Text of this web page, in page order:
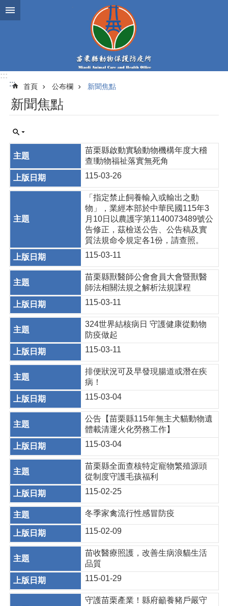
跳到主要內容區塊
:::
:::
首頁 公布欄 新聞焦點
新聞焦點
苗栗縣啟動實驗動物機構年度大稽
查!動物福祉落實無死角
115-03-26
「指定禁止飼養輸入或輸出之動
物」，業經本部於中華民國115年3
月10日以農護字第1140073489號公
告修正，茲檢送公告、公告稿及實
質法規命令規定各1份，請查照。
115-03-11
苗栗縣獸醫師公會會員大會暨獸醫
師法相關法規之解析法規課程
115-03-11
324世界結核病日 守護健康從動物
防疫做起
115-03-11
排便狀況可及早發現腸道或潛在疾
病！
115-03-04
公告【苗栗縣115年無主犬貓動物遺
體載清運火化勞務工作】
115-03-04
苗栗縣全面查核特定寵物繁殖源頭
從制度守護毛孩福利
115-02-25
冬季家禽流行性感冒防疫
115-02-09
苗收醫療照護，改善生病浪貓生活
品質
115-01-29
守護苗栗產業！縣府籲養豬戶嚴守